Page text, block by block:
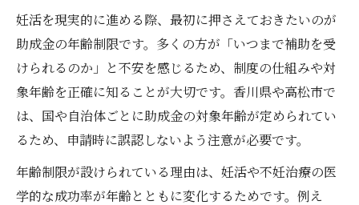
妊活を現実的に進める際、最初に押さえておきたいのが
助成金の年齢制限です。多くの方が「いつまで補助を受
けられるのか」と不安を感じるため、制度の仕組みや対
象年齢を正確に知ることが大切です。香川県や高松市で
は、国や自治体ごとに助成金の対象年齢が定められてい
るため、申請時に誤認しないよう注意が必要です。
年齢制限が設けられている理由は、妊活や不妊治療の医
学的な成功率が年齢とともに変化するためです。例え